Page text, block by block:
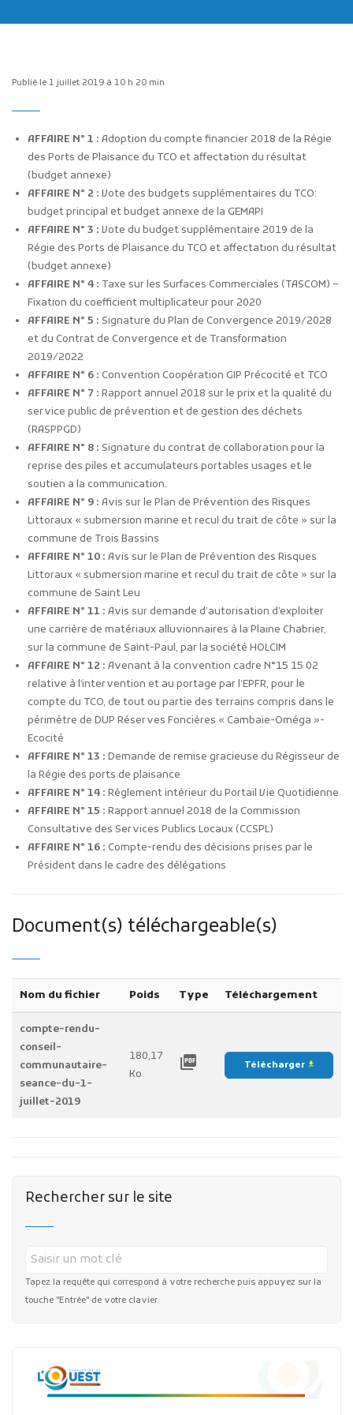
Publicité des actes
Marchés publics
Projets financés par l'Europe
Plans d'accès
Publié le 1 juillet 2019 à 10 h 20 min
AFFAIRE N° 1 : Adoption du compte financier 2018 de la Régie
des Ports de Plaisance du TCO et affectation du résultat
(budget annexe)
AFFAIRE N° 2 : Vote des budgets supplémentaires du TCO:
budget principal et budget annexe de la GEMAPI
AFFAIRE N° 3 : Vote du budget supplémentaire 2019 de la
Régie des Ports de Plaisance du TCO et affectation du résultat
(budget annexe)
AFFAIRE N° 4 : Taxe sur les Surfaces Commerciales (TASCOM) –
Fixation du coefficient multiplicateur pour 2020
AFFAIRE N° 5 : Signature du Plan de Convergence 2019/2028
et du Contrat de Convergence et de Transformation
2019/2022
AFFAIRE N° 6 : Convention Coopération GIP Précocité et TCO
AFFAIRE N° 7 : Rapport annuel 2018 sur le prix et la qualité du
service public de prévention et de gestion des déchets
(RASPPGD)
AFFAIRE N° 8 : Signature du contrat de collaboration pour la
reprise des piles et accumulateurs portables usages et le
soutien a la communication.
AFFAIRE N° 9 : Avis sur le Plan de Prévention des Risques
Littoraux « submersion marine et recul du trait de côte » sur la
commune de Trois Bassins
AFFAIRE N° 10 : Avis sur le Plan de Prévention des Risques
Littoraux « submersion marine et recul du trait de côte » sur la
commune de Saint Leu
AFFAIRE N° 11 : Avis sur demande d’autorisation d’exploiter
une carrière de matériaux alluvionnaires à la Plaine Chabrier,
sur la commune de Saint-Paul, par la société HOLCIM
AFFAIRE N° 12 : Avenant à la convention cadre N°15 15 02
relative à l’intervention et au portage par l’EPFR, pour le
compte du TCO, de tout ou partie des terrains compris dans le
périmètre de DUP Réserves Foncières « Cambaie-Oméga »-
Ecocité
AFFAIRE N° 13 : Demande de remise gracieuse du Régisseur de
la Régie des ports de plaisance
AFFAIRE N° 14 : Règlement intérieur du Portail Vie Quotidienne
AFFAIRE N° 15 : Rapport annuel 2018 de la Commission
Consultative des Services Publics Locaux (CCSPL)
AFFAIRE N° 16 : Compte-rendu des décisions prises par le
Président dans le cadre des délégations
Document(s) téléchargeable(s)
Nom du fichier Poids Type Téléchargement
compte-rendu-
conseil-
communautaire-
seance-du-1-
juillet-2019
180,17
Ko
picture_as_pdf Télécharger file_download
Rechercher sur le site
Tapez la requête qui correspond à votre recherche puis appuyez sur la
touche "Entrée" de votre clavier.